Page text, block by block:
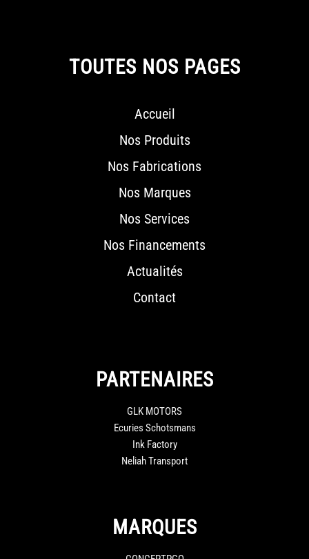
TOUTES NOS PAGES
Accueil
Nos Produits
Nos Fabrications
Nos Marques
Nos Services
Nos Financements
Actualités
Contact
PARTENAIRES
GLK MOTORS
Ecuries Schotsmans
Ink Factory
Neliah Transport
MARQUES